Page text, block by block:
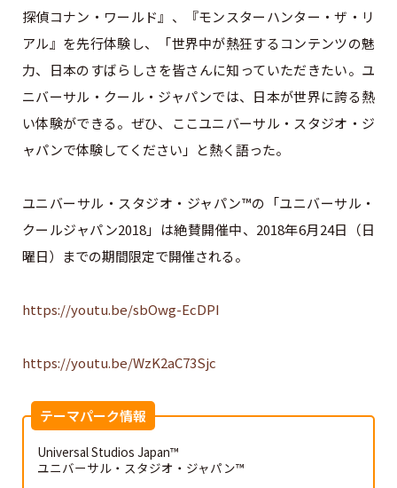
探偵コナン・ワールド』、『モンスターハンター・ザ・リ
アル』を先行体験し、「世界中が熱狂するコンテンツの魅
力、日本のすばらしさを皆さんに知っていただきたい。ユ
ニバーサル・クール・ジャパンでは、日本が世界に誇る熱
い体験ができる。ぜひ、ここユニバーサル・スタジオ・ジ
ャパンで体験してください」と熱く語った。
ユニバーサル・スタジオ・ジャパン™の「ユニバーサル・
クールジャパン2018」は絶賛開催中、2018年6月24日（日
曜日）までの期間限定で開催される。
https://youtu.be/sbOwg-EcDPI
https://youtu.be/WzK2aC73Sjc
テーマパーク情報
Universal Studios Japan™
ユニバーサル・スタジオ・ジャパン™